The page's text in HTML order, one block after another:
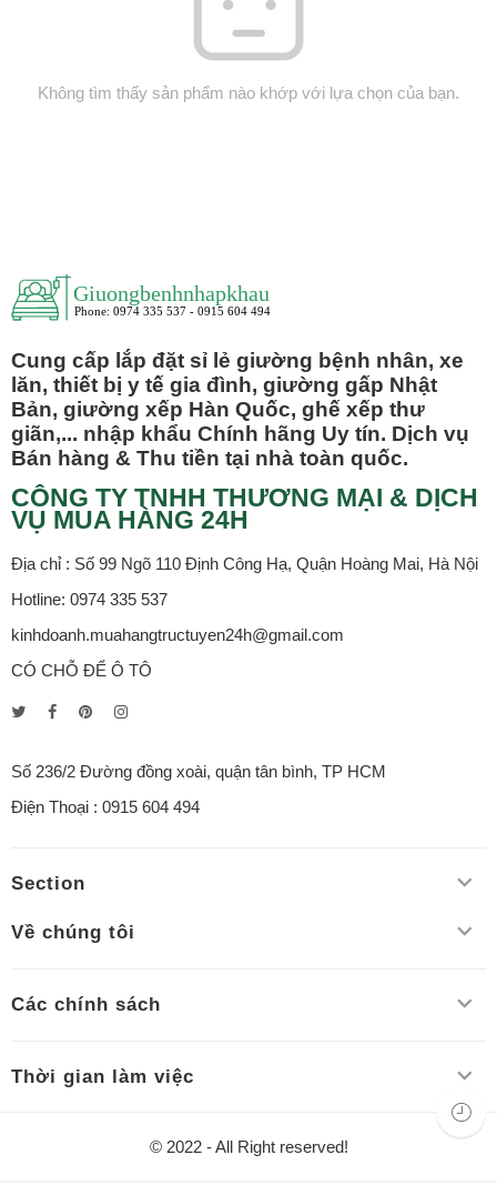
Không tìm thấy sản phẩm nào khớp với lựa chọn của bạn.
Cung cấp lắp đặt sỉ lẻ giường bệnh nhân, xe
lăn, thiết bị y tế gia đình, giường gấp Nhật
Bản, giường xếp Hàn Quốc, ghế xếp thư
giãn,... nhập khẩu Chính hãng Uy tín. Dịch vụ
Bán hàng & Thu tiền tại nhà toàn quốc.
CÔNG TY TNHH THƯƠNG MẠI & DỊCH
VỤ MUA HÀNG 24H
Địa chỉ : Số 99 Ngõ 110 Định Công Hạ, Quận Hoàng Mai, Hà Nội
Hotline: 0974 335 537
kinhdoanh.muahangtructuyen24h@gmail.com
CÓ CHỖ ĐỂ Ô TÔ
Số 236/2 Đường đồng xoài, quận tân bình, TP HCM
Điện Thoại : 0915 604 494
Section
Về chúng tôi
Các chính sách
Thời gian làm việc
© 2022 - All Right reserved!